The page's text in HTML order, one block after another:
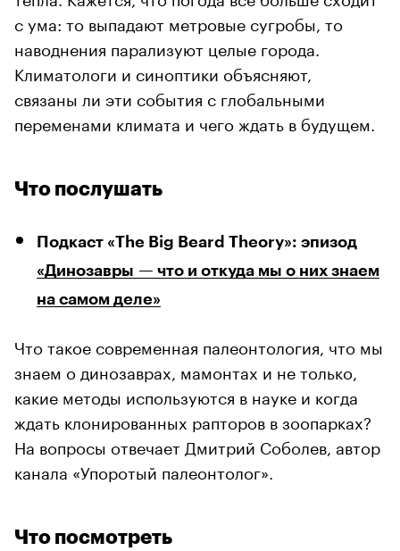
с ума: то выпадают метровые сугробы, то
наводнения парализуют целые города.
Климатологи и синоптики объясняют,
связаны ли эти события с глобальными
переменами климата и чего ждать в будущем.
Что послушать
Подкаст «The Big Beard Theory»: эпизод
«Динозавры — что и откуда мы о них знаем
на самом деле»
Что такое современная палеонтология, что мы
знаем о динозаврах, мамонтах и не только,
какие методы используются в науке и когда
ждать клонированных рапторов в зоопарках?
На вопросы отвечает Дмитрий Соболев, автор
канала «Упоротый палеонтолог».
Что посмотреть